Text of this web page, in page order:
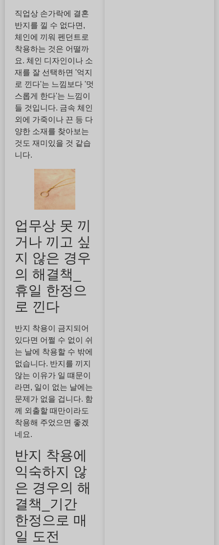
직업상 손가락에 결혼
반지를 낄 수 없다면,
체인에 끼워 펜던트로
착용하는 것은 어떨까
요. 체인 디자인이나 소
재를 잘 선택하면 '억지
로 낀다'는 느낌보다 '멋
스롭게 한다'는 느낌이
들 것입니다. 금속 체인
외에 가죽이나 끈 등 다
양한 소재를 찾아보는
것도 재미있을 것 같습
니다.
업무상 못 끼
거나 끼고 싶
지 않은 경우
의 해결책_
휴일 한정으
로 낀다
반지 착용이 금지되어
있다면 어쩔 수 없이 쉬
는 날에 착용할 수 밖에
없습니다. 반지를 끼지
않는 이유가 일 떄문이
라면, 일이 없는 날에는
문제가 없을 겁니다. 함
께 외출할 때만이라도
착용해 주었으면 좋겠
네요.
반지 착용에
익숙하지 않
은 경우의 해
결책_기간
한정으로 매
일 도전